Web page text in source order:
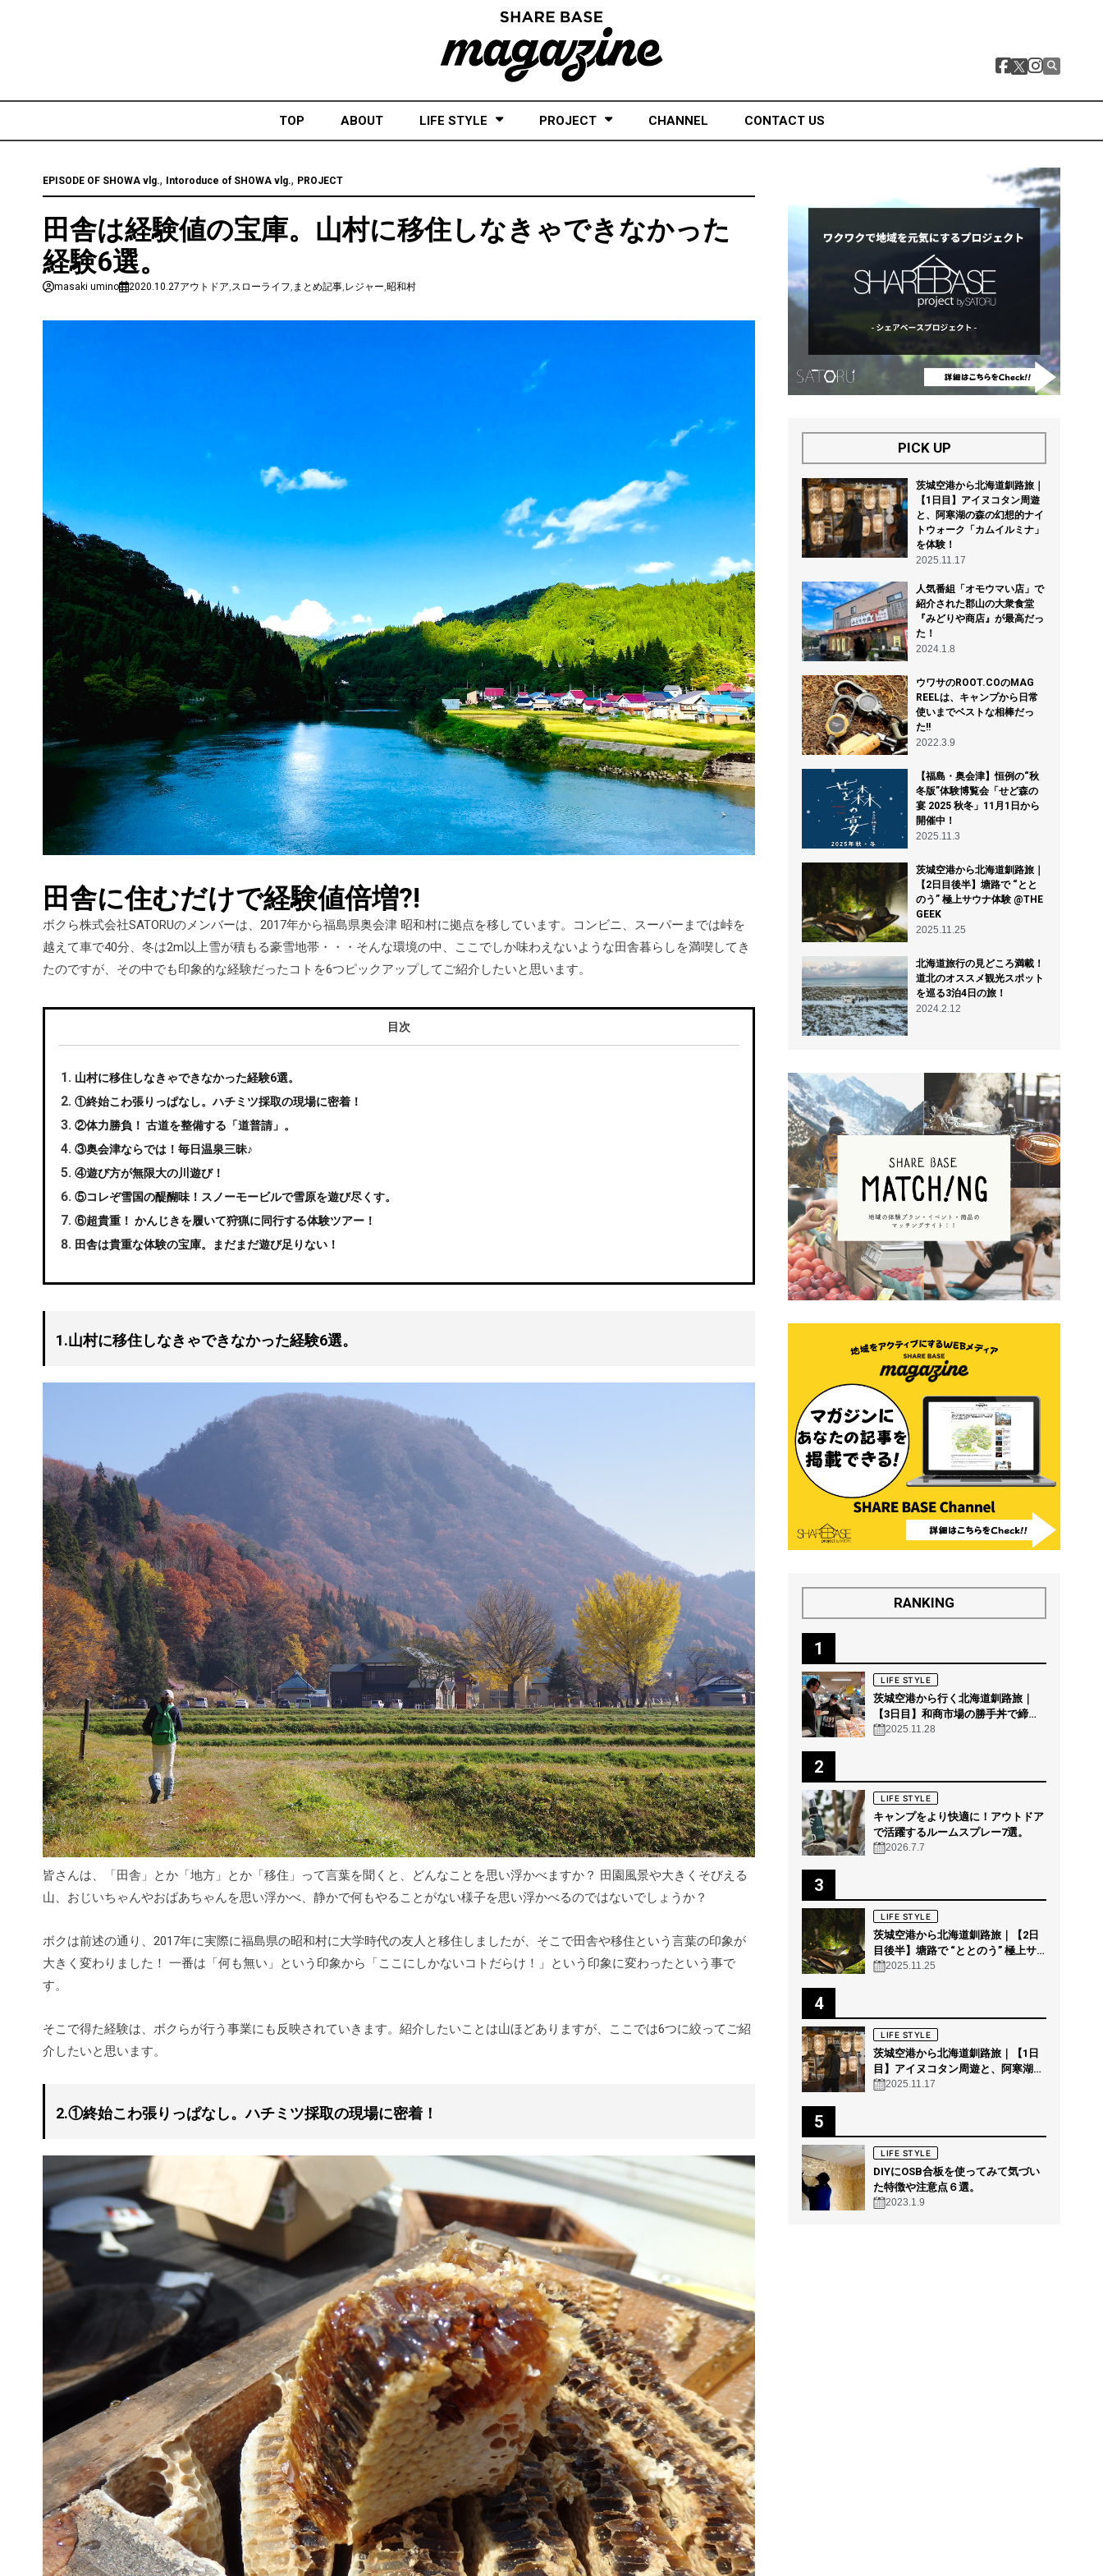
TOP ABOUT LIFE STYLE PROJECT CHANNEL CONTACT US
EPISODE OF SHOWA vlg., Intoroduce of SHOWA vlg., PROJECT
田舎は経験値の宝庫。山村に移住しなきゃできなかった
経験6選。
masaki umino 2020.10.27アウトドア,スローライフ, まとめ記事,レジャー,昭和村
田舎に住むだけで経験値倍増?!
ボクら株式会社SATORUのメンバーは、2017年から福島県奥会津 昭和村に拠点を移しています。コンビニ、スーパーまでは峠を
越えて車で40分、冬は2m以上雪が積もる豪雪地帯・・・そんな環境の中、ここでしか味わえないような田舎暮らしを満喫してき
たのですが、その中でも印象的な経験だったコトを6つピックアップしてご紹介したいと思います。
目次
山村に移住しなきゃできなかった経験6選。
①終始こわ張りっぱなし。ハチミツ採取の現場に密着！
②体力勝負！ 古道を整備する「道普請」。
③奥会津ならでは！毎日温泉三昧♪
④遊び方が無限大の川遊び！
⑤コレぞ雪国の醍醐味！スノーモービルで雪原を遊び尽くす。
⑥超貴重！ かんじきを履いて狩猟に同行する体験ツアー！
田舎は貴重な体験の宝庫。まだまだ遊び足りない！
1.山村に移住しなきゃできなかった経験6選。
皆さんは、「田舎」とか「地方」とか「移住」って言葉を聞くと、どんなことを思い浮かべますか？ 田園風景や大きくそびえる
山、おじいちゃんやおばあちゃんを思い浮かべ、静かで何もやることがない様子を思い浮かべるのではないでしょうか？
ボクは前述の通り、2017年に実際に福島県の昭和村に大学時代の友人と移住しましたが、そこで田舎や移住という言葉の印象が
大きく変わりました！ 一番は「何も無い」という印象から「ここにしかないコトだらけ！」という印象に変わったという事で
す。
そこで得た経験は、ボクらが行う事業にも反映されていきます。紹介したいことは山ほどありますが、ここでは6つに絞ってご紹
介したいと思います。
2.①終始こわ張りっぱなし。ハチミツ採取の現場に密着！
PICK UP
茨城空港から北海道釧路旅｜
【1日目】アイヌコタン周遊
と、阿寒湖の森の幻想的ナイ
トウォーク「カムイルミナ」
を体験！
2025.11.17
人気番組「オモウマい店」で
紹介された郡山の大衆食堂
『みどりや商店』が最高だっ
た！
2024.1.8
ウワサのROOT.COのMAG
REELは、キャンプから日常
使いまでベストな相棒だっ
た!!
2022.3.9
【福島・奥会津】恒例の“秋
冬版”体験博覧会「せど森の
宴 2025 秋冬」11月1日から
開催中！
2025.11.3
茨城空港から北海道釧路旅｜
【2日目後半】塘路で “とと
のう” 極上サウナ体験 @THE
GEEK
2025.11.25
北海道旅行の見どころ満載！
道北のオススメ観光スポット
を巡る3泊4日の旅！
2024.2.12
RANKING
1
LIFE STYLE
茨城空港から行く北海道釧路旅｜
【3日目】和商市場の勝手丼で締め
る“釧路の朝グルメ”
2025.11.28
2
LIFE STYLE
キャンプをより快適に！アウトドア
で活躍するルームスプレー7選。
2026.7.7
3
LIFE STYLE
茨城空港から北海道釧路旅｜【2日
目後半】塘路で “ととのう” 極上サ
ウナ体験 @THE GEEK
2025.11.25
4
LIFE STYLE
茨城空港から北海道釧路旅｜【1日
目】アイヌコタン周遊と、阿寒湖の
森の幻想的ナイトウォーク「カムイ
2025.11.17
5
LIFE STYLE
DIYにOSB合板を使ってみて気づい
た特徴や注意点６選。
2023.1.9